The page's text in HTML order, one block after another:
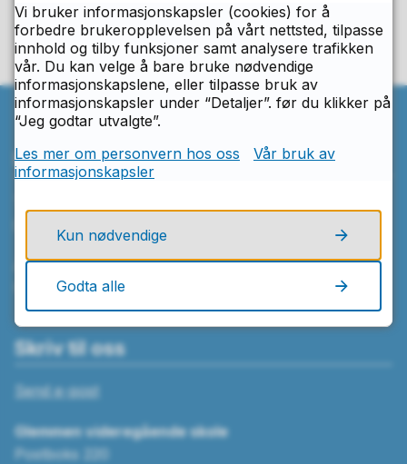
Ja Nei
Ring oss
Åpningstider
Mandag–fredag kl. 08.00–15.00
Skriv til oss
Send e-post
Glemmen videregående skole
Postboks 220
Vi bruker informasjonskapsler (cookies) for å
forbedre brukeropplevelsen på vårt nettsted, tilpasse
innhold og tilby funksjoner samt analysere trafikken
vår. Du kan velge å bare bruke nødvendige
informasjonskapslene, eller tilpasse bruk av
informasjonskapsler under “Detaljer”. før du klikker på
“Jeg godtar utvalgte”.
Les mer om personvern hos oss
Vår bruk av
informasjonskapsler
Kun nødvendige
Godta alle